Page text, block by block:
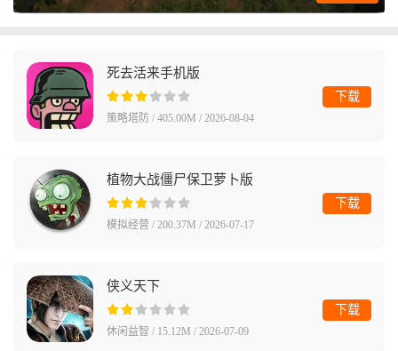
死去活来手机版
策略塔防 / 405.00M / 2026-08-04
下载
植物大战僵尸保卫萝卜版
模拟经营 / 200.37M / 2026-07-17
下载
侠义天下
休闲益智 / 15.12M / 2026-07-09
下载